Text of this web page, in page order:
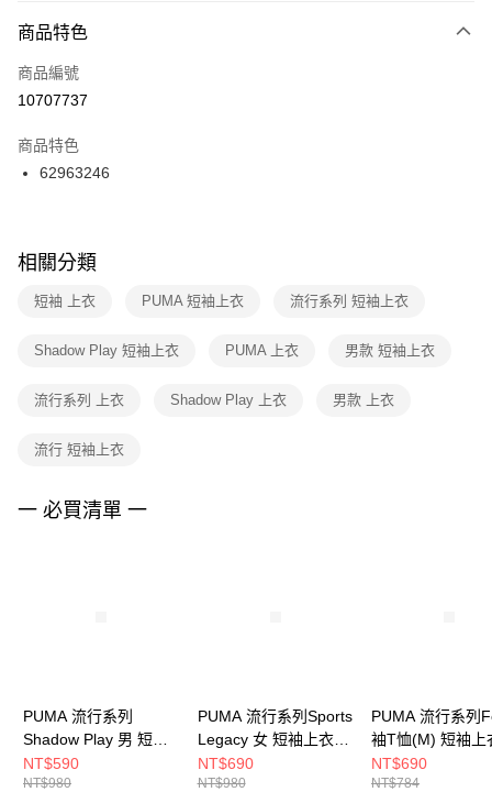
３．安心：先確認商品／服務後，再付款。
【「AFTEE先享後付」結帳流程】
１．於結帳方式選擇「AFTEE先享後付」後，將跳轉至「AFTEE先享後付」
２．訂單成立數日內，您將收到繳費通知簡訊。
３．收到繳費通知簡訊後14天內，點擊此簡訊中的連結，可透過四大超商／
ATM／網路銀行／等多元方式進行付款，方視為交易完成。
※ 交易是否成功請以「AFTEE先享後付 」之結帳頁面顯示為準，若有關於
是否繳費成功／繳費後需取消欲退款等相關疑問，請聯繫「AFTEE先享後付
客戶支援中心」
https://netprotections.freshdesk.com/support/home
１．透過由恩沛科技股份有限公司提供之「AFTEE先享後付」服務完成之交
權轉讓予恩沛科技股份有限公司。
３．未成年的使用者請事先徵得法定代理人或監護人之同意方可使用
４．使用「AFTEE先享後付」時，將依據個別帳號之用戶狀況，依本公司即
每筆NT$100，滿NT$1,500(含以上)免運費
宅配
每筆NT$100，滿NT$1,500(含以上)免運費
商品特色
商品編號
10707737
商品特色
62963246
相關分類
短袖 上衣 PUMA 短袖上衣 流行系列 短袖上衣
Shadow Play 短袖上衣 PUMA 上衣 男款 短袖上衣
流行系列 上衣 Shadow Play 上衣 男款 上衣
流行 短袖上衣
一 必買清單 一
PUMA 流行系列
Shadow Play 男 短袖
上衣 62963202
NT$590
NT$980
PUMA 流行系列Sports
Legacy 女 短袖上衣
63215134
NT$690
NT$980
PUMA 流行系列
袖T恤(M) 短袖上
63211887
NT$690
NT$784